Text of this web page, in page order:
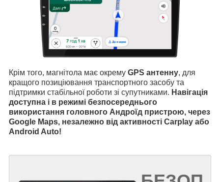
Крім того, магнітола має окрему GPS антенну, для
кращого позиціювання транспортного засобу та
підтримки стабільної роботи зі супутниками. Навігація
доступна і в режимі безпосереднього
використання головного Андроїд пристрою, через
Google Maps, незалежно від активності Carplay або
Android Auto!